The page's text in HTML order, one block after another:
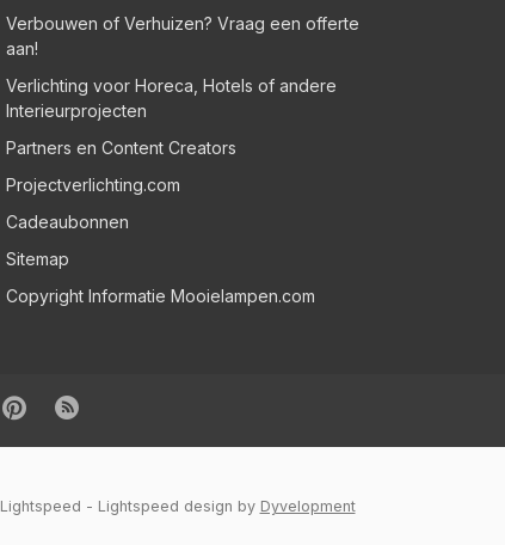
Verbouwen of Verhuizen? Vraag een offerte
aan!
Verlichting voor Horeca, Hotels of andere
Interieurprojecten
Partners en Content Creators
Projectverlichting.com
Cadeaubonnen
Sitemap
Copyright Informatie Mooielampen.com
Lightspeed - Lightspeed design by Dyvelopment